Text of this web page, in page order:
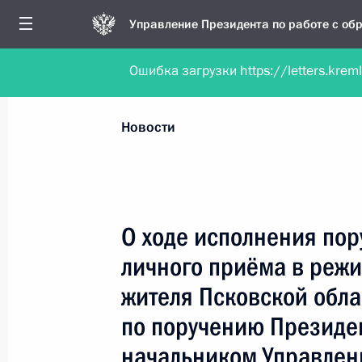
Управление Президента по работе с
Обратиться в форме электронного
Все новости
Новости личного приёма
Поручения, данные по результатам личного
приёма
Новости
О ходе исполнения
личного приёма в
жителя Псковской
по поручению
Ошибка загрузки https://